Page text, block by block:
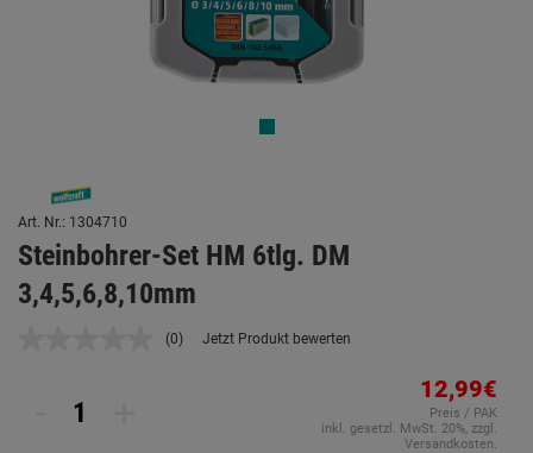
Art. Nr.: 1304710
Steinbohrer-Set HM 6tlg. DM
3,4,5,6,8,10mm
Kein
(0) Jetzt Produkt bewerten
12,99€
Preis / PAK
inkl. gesetzl. MwSt. 20%, zzgl.
Versandkosten.